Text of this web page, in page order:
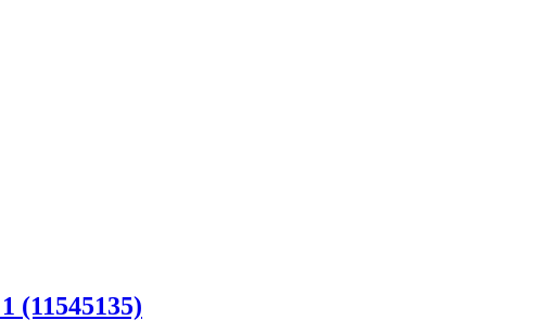
(11545135)